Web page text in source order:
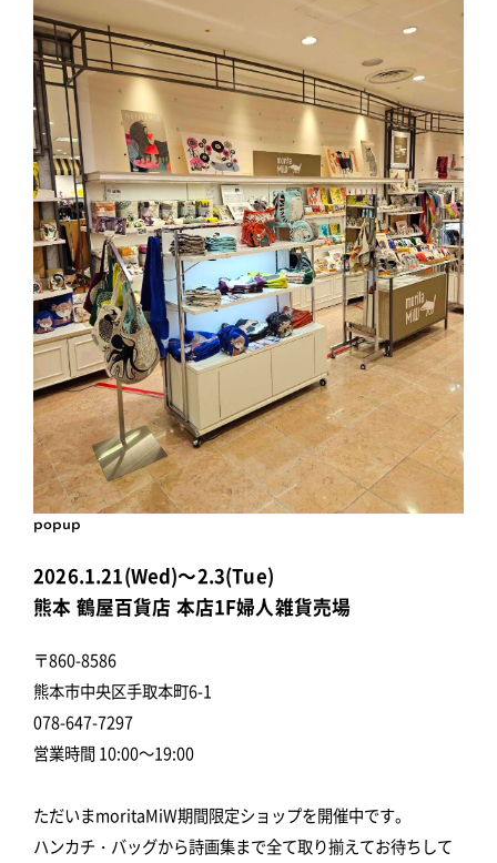
popup
2026.1.21(Wed)～2.3(Tue)
熊本 鶴屋百貨店 本店1F婦人雑貨売場
〒860-8586
熊本市中央区手取本町6-1
078-647-7297
営業時間 10:00～19:00
ただいまmoritaMiW期間限定ショップを開催中です。
ハンカチ・バッグから詩画集まで全て取り揃えてお待ちして